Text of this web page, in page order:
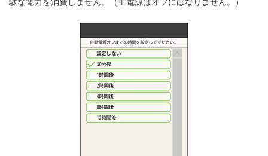
駄な電力を消費しません。（主電源はオフにはなりません。）